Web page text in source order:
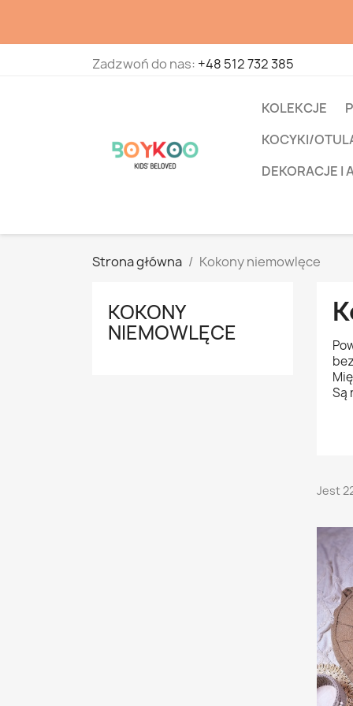
Zadzwoń do nas: +48 512 732 385
KOLEKCJE
KOCYKI/
DEKORACJE I
Strona główna Kokony niemowlęce
KOKONY
NIEMOWLĘCE
Są
Jest